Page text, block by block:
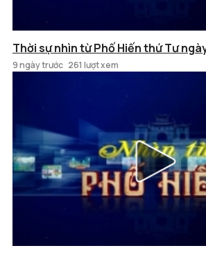
Thời sự nhìn từ Phố Hiến thứ Tư
9 ngày trước 261 lượt xem